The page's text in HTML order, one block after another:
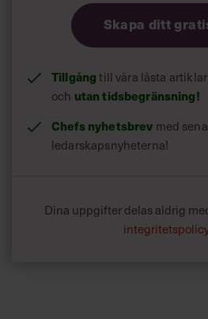
Skapa ditt
Tillgång till våra låsta
och utan tidsbegränsning!
Chefs nyhetsbrev med
ledarskapsnyheterna!
Dina uppgifter delas aldrig